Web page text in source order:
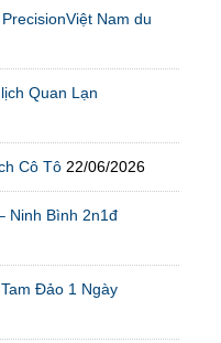
Nam du
Quan Lạn
Cô Tô 22/06/2026
Ninh Bình 2n1đ
Đảo 1 Ngày